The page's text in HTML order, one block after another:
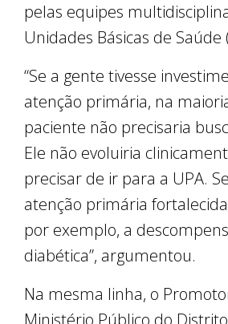
pelas equipes
Unidades Básicas de Saúde
“Se a gente tivesse
atenção primária, na
paciente não precisaria
Ele não evoluiria
precisar de ir para a UPA.
atenção primária
por exemplo, a
diabética”, argumentou.
Na mesma linha, o